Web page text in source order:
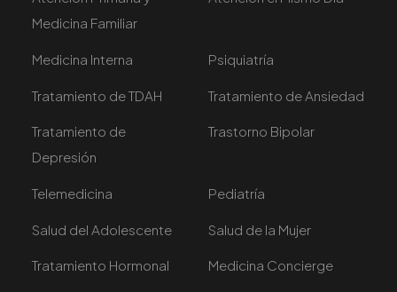
Medicina Familiar
Medicina Interna Psiquiatría
Tratamiento de TDAH Tratamiento de Ansiedad
Tratamiento de
Depresión
Trastorno Bipolar
Telemedicina Pediatría
Salud del Adolescente Salud de la Mujer
Tratamiento Hormonal Medicina Concierge